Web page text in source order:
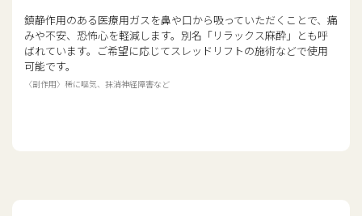
鎮静作用のある医療用ガスを鼻や口から吸っていただくことで、痛
みや不安、恐怖心を軽減します。別名「リラックス麻酔」とも呼
ばれています。ご希望に応じてスレッドリフトの施術などで使用
可能です。
〈副作用〉稀に嘔気、抹消神経障害など